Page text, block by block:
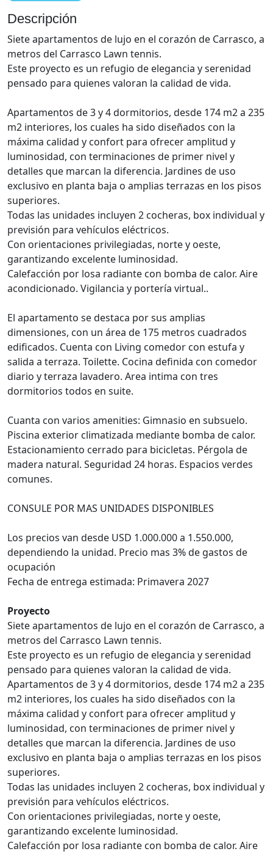
Descripción
Siete apartamentos de lujo en el corazón de Carrasco, a
metros del Carrasco Lawn tennis.
Este proyecto es un refugio de elegancia y serenidad
pensado para quienes valoran la calidad de vida.
Apartamentos de 3 y 4 dormitorios, desde 174 m2 a 235
m2 interiores, los cuales ha sido diseñados con la
máxima calidad y confort para ofrecer amplitud y
luminosidad, con terminaciones de primer nivel y
detalles que marcan la diferencia. Jardines de uso
exclusivo en planta baja o amplias terrazas en los pisos
superiores.
Todas las unidades incluyen 2 cocheras, box individual y
previsión para vehículos eléctricos.
Con orientaciones privilegiadas, norte y oeste,
garantizando excelente luminosidad.
Calefacción por losa radiante con bomba de calor. Aire
acondicionado. Vigilancia y portería virtual..
El apartamento se destaca por sus amplias
dimensiones, con un área de 175 metros cuadrados
edificados. Cuenta con Living comedor con estufa y
salida a terraza. Toilette. Cocina definida con comedor
diario y terraza lavadero. Area intima con tres
dormitorios todos en suite.
Cuanta con varios amenities: Gimnasio en subsuelo.
Piscina exterior climatizada mediante bomba de calor.
Estacionamiento cerrado para bicicletas. Pérgola de
madera natural. Seguridad 24 horas. Espacios verdes
comunes.
CONSULE POR MAS UNIDADES DISPONIBLES
Los precios van desde USD 1.000.000 a 1.550.000,
dependiendo la unidad. Precio mas 3% de gastos de
ocupación
Fecha de entrega estimada: Primavera 2027
Proyecto
Siete apartamentos de lujo en el corazón de Carrasco, a
metros del Carrasco Lawn tennis.
Este proyecto es un refugio de elegancia y serenidad
pensado para quienes valoran la calidad de vida.
Apartamentos de 3 y 4 dormitorios, desde 174 m2 a 235
m2 interiores, los cuales ha sido diseñados con la
máxima calidad y confort para ofrecer amplitud y
luminosidad, con terminaciones de primer nivel y
detalles que marcan la diferencia. Jardines de uso
exclusivo en planta baja o amplias terrazas en los pisos
superiores.
Todas las unidades incluyen 2 cocheras, box individual y
previsión para vehículos eléctricos.
Con orientaciones privilegiadas, norte y oeste,
garantizando excelente luminosidad.
Calefacción por losa radiante con bomba de calor. Aire